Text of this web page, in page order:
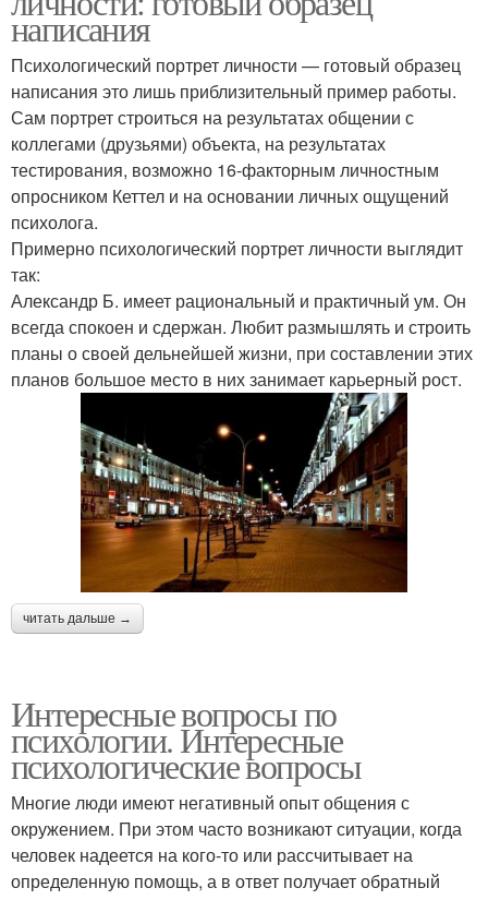
написания
Психологический портрет личности — готовый образец
написания это лишь приблизительный пример работы.
Сам портрет строиться на результатах общении с
коллегами (друзьями) объекта, на результатах
тестирования, возможно 16-факторным личностным
опросником Кеттел и на основании личных ощущений
психолога.
Примерно психологический портрет личности выглядит
так:
Александр Б. имеет рациональный и практичный ум. Он
всегда спокоен и сдержан. Любит размышлять и строить
планы о своей дельнейшей жизни, при составлении этих
планов большое место в них занимает карьерный рост.
читать дальше →
Интересные вопросы по
психологии. Интересные
психологические вопросы
Многие люди имеют негативный опыт общения с
окружением. При этом часто возникают ситуации, когда
человек надеется на кого-то или рассчитывает на
определенную помощь, а в ответ получает обратный